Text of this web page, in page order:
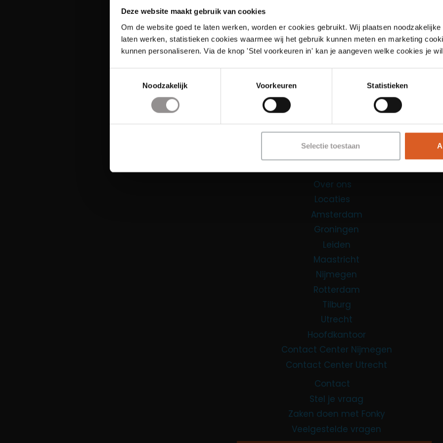
Deze website maakt gebruik van cookies
Om de website goed te laten werken, worden er cookies gebruikt. Wij plaatsen
laten werken, statistieken cookies waarmee wij het gebruik kunnen meten en marketing
kunnen personaliseren. Via de knop 'Stel voorkeuren in' kan je aangeven welke cookies je
Noodzakelijk
Voorkeuren Statistieken
Selectie toestaan
Contact Center Agent
Promotiemedewerker
Over ons
Locaties
Amsterdam
Groningen
Leiden
Maastricht
Nijmegen
Rotterdam
Tilburg
Utrecht
Hoofdkantoor
Contact Center Nijmegen
Contact Center Utrecht
Contact
Stel je vraag
Zaken doen met Fonky
Veelgestelde vragen